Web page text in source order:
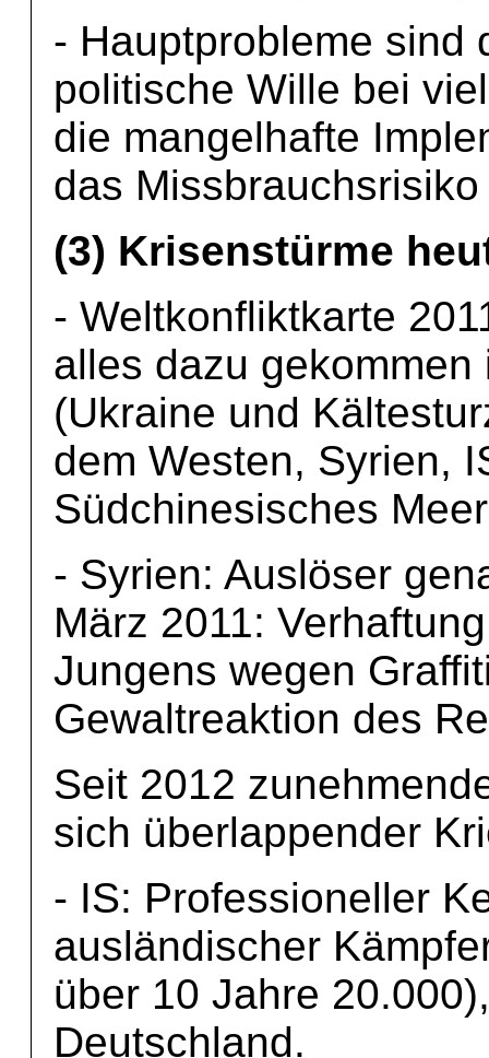
- Hauptprobleme sind
politische Wille bei
die mangelhafte
das
(3) Krisenstürme
- Weltkonfliktkarte
alles dazu
(Ukraine und
dem Westen, Syrien,
Südchinesisches
- Syrien: Auslöser
März 2011:
Jungens wegen
Gewaltreaktion des
Seit 2012
sich überlappender
- IS: Professioneller
ausländischer
über 10 Jahre
Deutschland.